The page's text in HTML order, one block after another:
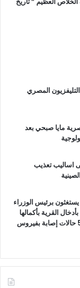
المصري
مايا صبحي بعد
اساليب تعذيب
برئيس الوزراء
القرية بأكمالها
للحجر الصحي بعد ظهور 5 حالات إصابة بفيروس